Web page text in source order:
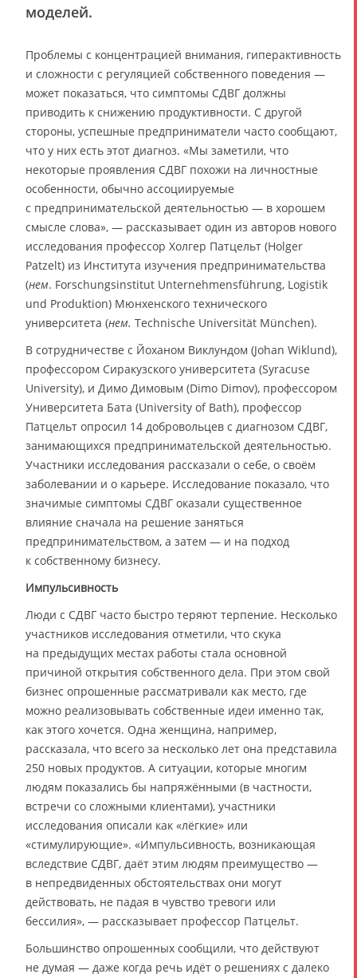
моделей.
Проблемы с концентрацией внимания, гиперактивность
и сложности с регуляцией собственного поведения —
может показаться, что симптомы СДВГ должны
приводить к снижению продуктивности. С другой
стороны, успешные предприниматели часто сообщают,
что у них есть этот диагноз. «Мы заметили, что
некоторые проявления СДВГ похожи на личностные
особенности, обычно ассоциируемые
с предпринимательской деятельностью — в хорошем
смысле слова», — рассказывает один из авторов нового
исследования профессор Холгер Патцельт (Holger
Patzelt) из Института изучения предпринимательства
(нем. Forschungsinstitut Unternehmensführung, Logistik
und Produktion) Мюнхенского технического
университета (нем. Technische Universität München).
В сотрудничестве с Йоханом Виклундом (Johan Wiklund),
профессором Сиракузского университета (Syracuse
University), и Димо Димовым (Dimo Dimov), профессором
Университета Бата (University of Bath), профессор
Патцельт опросил 14 добровольцев с диагнозом СДВГ,
занимающихся предпринимательской деятельностью.
Участники исследования рассказали о себе, о своём
заболевании и о карьере. Исследование показало, что
значимые симптомы СДВГ оказали существенное
влияние сначала на решение заняться
предпринимательством, а затем — и на подход
к собственному бизнесу.
Импульсивность
Люди с СДВГ часто быстро теряют терпение. Несколько
участников исследования отметили, что скука
на предыдущих местах работы стала основной
причиной открытия собственного дела. При этом свой
бизнес опрошенные рассматривали как место, где
можно реализовывать собственные идеи именно так,
как этого хочется. Одна женщина, например,
рассказала, что всего за несколько лет она представила
250 новых продуктов. А ситуации, которые многим
людям показались бы напряжёнными (в частности,
встречи со сложными клиентами), участники
исследования описали как «лёгкие» или
«стимулирующие». «Импульсивность, возникающая
вследствие СДВГ, даёт этим людям преимущество —
в непредвиденных обстоятельствах они могут
действовать, не падая в чувство тревоги или
бессилия», — рассказывает профессор Патцельт.
Большинство опрошенных сообщили, что действуют
не думая — даже когда речь идёт о решениях с далеко